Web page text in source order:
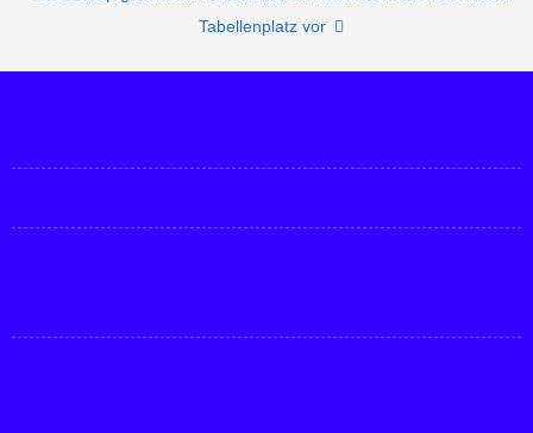
Tabellenplatz vor